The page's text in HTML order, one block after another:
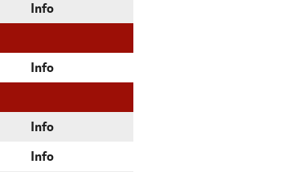
Info
Info
Info
Info